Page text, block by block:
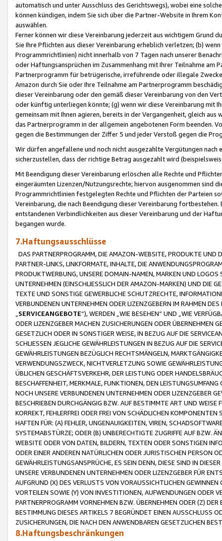
automatisch und unter Ausschluss des Gerichtswegs), wobei eine
können kündigen, indem Sie sich über die Partner-Website in Ihrem
auswählen.
Ferner können wir diese Vereinbarung jederzeit aus wichtigem Grund
Sie Ihre Pflichten aus dieser Vereinbarung erheblich verletzen; (b)
Programmrichtlinien) nicht innerhalb von 7 Tagen nach unserer
oder Haftungsansprüchen im Zusammenhang mit Ihrer Teilnahme am
Partnerprogramm für betrügerische, irreführende oder illegale
Amazon durch Sie oder Ihre Teilnahme am Partnerprogramm
dieser Vereinbarung oder den gemäß dieser Vereinbarung von den
oder künftig unterliegen könnte; (g) wenn wir diese Vereinbarung mit
gemeinsam mit Ihnen agieren, bereits in der Vergangenheit, gleich
das Partnerprogramm in der allgemein angebotenen Form beenden.
gegen die Bestimmungen der Ziffer 5 und jeder Verstoß gegen die
Wir dürfen angefallene und noch nicht ausgezahlte Vergütungen
sicherzustellen, dass der richtige Betrag ausgezahlt wird
Mit Beendigung dieser Vereinbarung erlöschen alle Rechte und
eingeräumten Lizenzen/Nutzungsrechte; hiervon ausgenommen sind
Programmrichtlinien festgelegten Rechte und Pflichten der Parteien
Vereinbarung, die nach Beendigung dieser Vereinbarung
entstandenen Verbindlichkeiten aus dieser Vereinbarung und der
begangen wurde.
7.Haftungsausschlüsse
DAS PARTNERPROGRAMM, DIE AMAZON-WEBSITE, PRODUKTE UND
PARTNER-LINKS, LINKFORMATE, INHALTE, DIE
PRODUKTWERBUNG, UNSERE DOMAIN-NAMEN, MARKEN UND
UNTERNEHMEN (EINSCHLIESSLICH DER AMAZON-MARKEN) UND DIE
TEXTE UND SONSTIGE GEWERBLICHE SCHUTZRECHTE,
VERBUNDENEN UNTERNEHMEN ODER LIZENZGEBERN IM RAHMEN
SERVICEANGEBOTE“), WERDEN „WIE BESEHEN“ UND „WIE
ODER LIZENZGEBER MACHEN ZUSICHERUNGEN ODER ÜBERNEHMEN
GESETZLICH ODER IN SONSTIGER WEISE, IN BEZUG AUF DIE
SCHLIESSEN JEGLICHE GEWÄHRLEISTUNGEN IN BEZUG AUF DIE
GEWÄHRLEISTUNGEN BEZÜGLICH RECHTSMÄNGELN,
VERWENDUNGSZWECK, NICHTVERLETZUNG SOWIE
ÜBLICHEN GESCHÄFTSVERKEHR, DER LEISTUNG ODER
BESCHAFFENHEIT, MERKMALE, FUNKTIONEN, DEN
NOCH UNSERE VERBUNDENEN UNTERNEHMEN ODER LIZENZGEBER
BESCHRIEBEN DURCHGÄNGIG BZW. AUF BESTIMMTE ART UND
KORREKT, FEHLERFREI ODER FREI VON SCHÄDLICHEN
HAFTEN FÜR: (A) FEHLER, UNGENAUIGKEITEN, VIREN,
SYSTEMABSTÜRZE; ODER (B) UNBERECHTIGTE ZUGRIFFE AUF BZW.
WEBSITE ODER VON DATEN, BILDERN, TEXTEN ODER SONSTIGEN
ODER EINER ANDEREN NATÜRLICHEN ODER JURISTISCHEN PERSON
GEWÄHRLEISTUNGSANSPRÜCHE, ES SEIN DENN, DIESE SIND IN
UNSERE VERBUNDENEN UNTERNEHMEN ODER LIZENZGEBER FÜR
AUFGRUND (X) DES VERLUSTS VON VORAUSSICHTLICHEN
VORTEILEN SOWIE (Y) VON INVESTITIONEN, AUFWENDUNGEN ODER
PARTNERPROGRAMM VORNEHMEN BZW. ÜBERNEHMEN ODER (Z)
BESTIMMUNG DIESES ARTIKELS 7 BEGRÜNDET EINEN AUSSCHLUSS
ZUSICHERUNGEN, DIE NACH DEN ANWENDBAREN GESETZLICHEN
8.Haftungsbeschränkungen